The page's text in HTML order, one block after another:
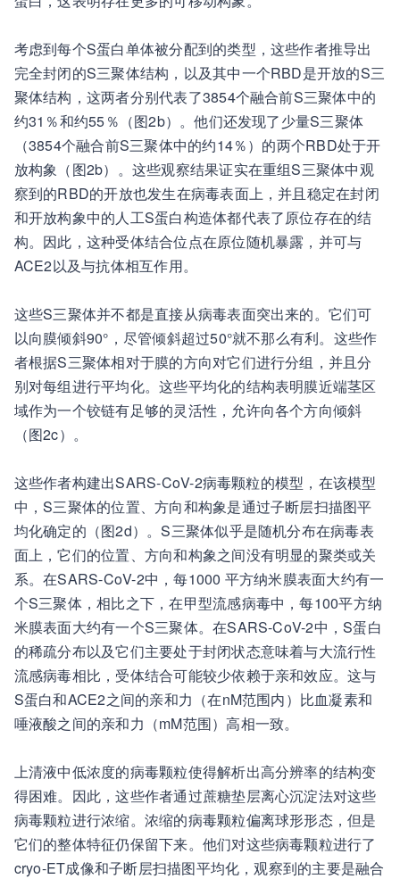
考虑到每个S蛋白单体被分配到的类型，这些作者推导出
完全封闭的S三聚体结构，以及其中一个RBD是开放的S三
聚体结构，这两者分别代表了3854个融合前S三聚体中的
约31％和约55％（图2b）。他们还发现了少量S三聚体
（3854个融合前S三聚体中的约14％）的两个RBD处于开
放构象（图2b）。这些观察结果证实在重组S三聚体中观
察到的RBD的开放也发生在病毒表面上，并且稳定在封闭
和开放构象中的人工S蛋白构造体都代表了原位存在的结
构。因此，这种受体结合位点在原位随机暴露，并可与
ACE2以及与抗体相互作用。
这些S三聚体并不都是直接从病毒表面突出来的。它们可
以向膜倾斜90°，尽管倾斜超过50°就不那么有利。这些作
者根据S三聚体相对于膜的方向对它们进行分组，并且分
别对每组进行平均化。这些平均化的结构表明膜近端茎区
域作为一个铰链有足够的灵活性，允许向各个方向倾斜
（图2c）。
这些作者构建出SARS-CoV-2病毒颗粒的模型，在该模型
中，S三聚体的位置、方向和构象是通过子断层扫描图平
均化确定的（图2d）。S三聚体似乎是随机分布在病毒表
面上，它们的位置、方向和构象之间没有明显的聚类或关
系。在SARS-CoV-2中，每1000 平方纳米膜表面大约有一
个S三聚体，相比之下，在甲型流感病毒中，每100平方纳
米膜表面大约有一个S三聚体。在SARS-CoV-2中，S蛋白
的稀疏分布以及它们主要处于封闭状态意味着与大流行性
流感病毒相比，受体结合可能较少依赖于亲和效应。这与
S蛋白和ACE2之间的亲和力（在nM范围内）比血凝素和
唾液酸之间的亲和力（mM范围）高相一致。
上清液中低浓度的病毒颗粒使得解析出高分辨率的结构变
得困难。因此，这些作者通过蔗糖垫层离心沉淀法对这些
病毒颗粒进行浓缩。浓缩的病毒颗粒偏离球形形态，但是
它们的整体特征仍保留下来。他们对这些病毒颗粒进行了
cryo-ET成像和子断层扫描图平均化，观察到的主要是融合